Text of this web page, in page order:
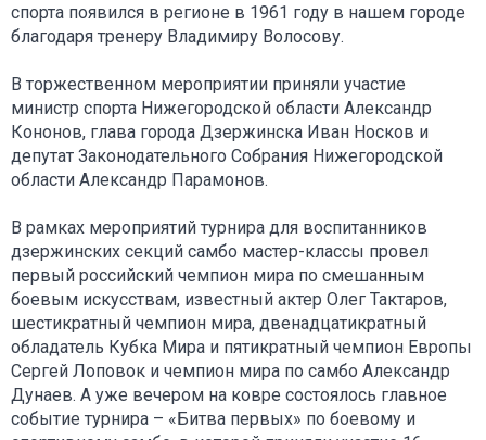
спорта появился в регионе в 1961 году в нашем городе
благодаря тренеру Владимиру Волосову.
В торжественном мероприятии приняли участие
министр спорта Нижегородской области Александр
Кононов, глава города Дзержинска Иван Носков и
депутат Законодательного Собрания Нижегородской
области Александр Парамонов.
В рамках мероприятий турнира для воспитанников
дзержинских секций самбо мастер-классы провел
первый российский чемпион мира по смешанным
боевым искусствам, известный актер Олег Тактаров,
шестикратный чемпион мира, двенадцатикратный
обладатель Кубка Мира и пятикратный чемпион Европы
Сергей Лоповок и чемпион мира по самбо Александр
Дунаев. А уже вечером на ковре состоялось главное
событие турнира – «Битва первых» по боевому и